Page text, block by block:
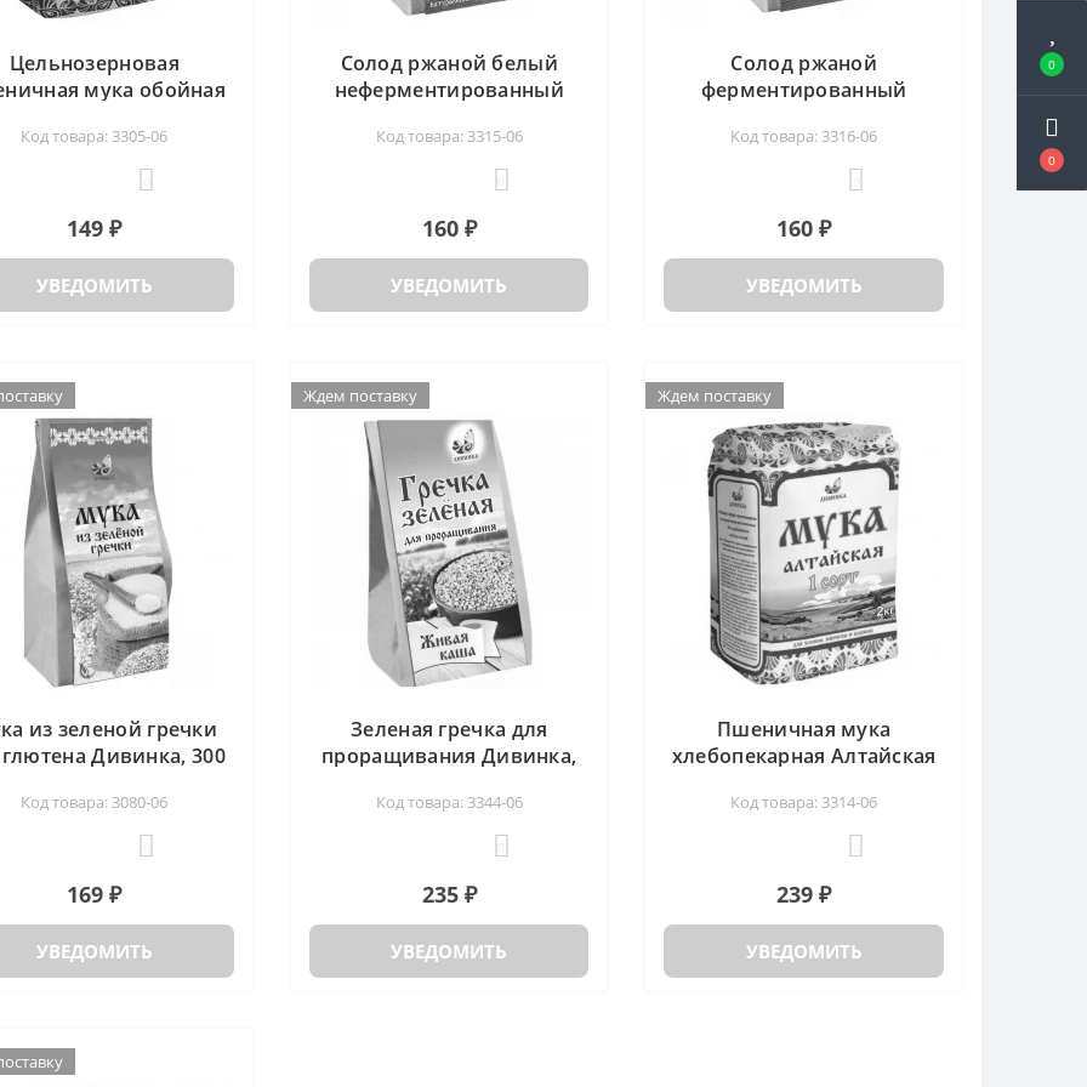
0
0
Цельнозерновая
мука обойная
Код товара: 3305-06
149 ₽
УВЕДОМИТЬ
Солод ржаной белый
неферментированный
Код товара: 3315-06
160 ₽
УВЕДОМИТЬ
Солод ржаной
ферментированный
Код товара: 3316-06
160 ₽
УВЕДОМИТЬ
из зеленой гречки
глютена Дивинка, 300
Код товара: 3080-06
169 ₽
УВЕДОМИТЬ
Ждем поставку
Зеленая гречка для
проращивания Дивинка,
Код товара: 3344-06
235 ₽
УВЕДОМИТЬ
Ждем поставку
Пшеничная мука
хлебопекарная Алтайская
Код товара: 3314-06
239 ₽
УВЕДОМИТЬ